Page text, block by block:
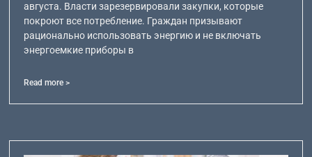
августа. Власти зарезервировали закупки, которые
покроют все потребление. Граждан призывают
рационально использовать энергию и не включать
энергоемкие приборы в
Read more >